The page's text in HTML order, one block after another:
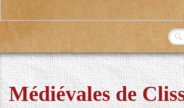
L'ASSOCIATION▼
FESTIVAL 2026▼
Médiévales de